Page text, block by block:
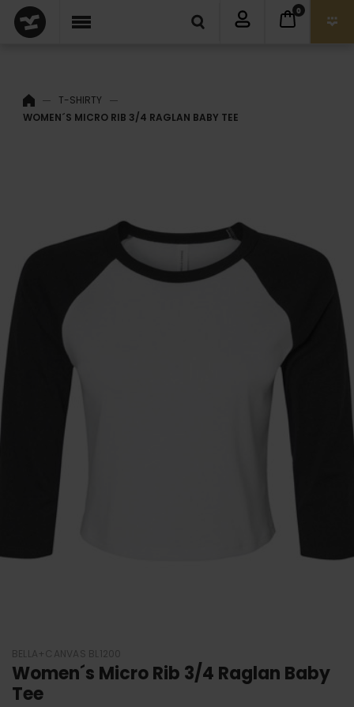
0
T-SHIRTY
WOMEN´S MICRO RIB 3/4 RAGLAN BABY TEE
BELLA+CANVAS BL1200
Women´s Micro Rib 3/4 Raglan Baby
Tee